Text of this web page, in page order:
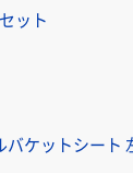
ット
バケットシート